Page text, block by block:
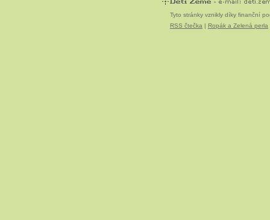
Tyto stránky vznikly díky finanční
RSS čtečka | Ropák a Zelená perla